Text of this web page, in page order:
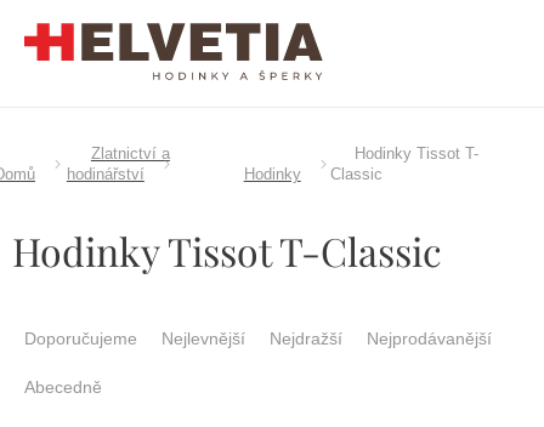
Zlatnictví a
hodinářství
Hodinky
Hodinky Tissot T-
Classic
Hodinky Tissot T-Classic
Doporučujeme Nejlevnější Nejdražší Nejprodávanější
Abecedně